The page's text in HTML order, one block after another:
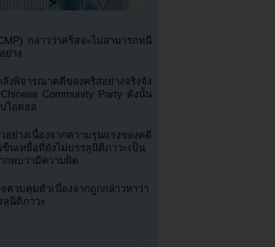
กล่าวว่าคริสจะไม่สามารถหนี
ย่าง
ลังพิจารณาคดีของคริสอย่างจริงจัง
Community Party ดังนั้น
ไอดอล
ย่างเนื่องจากความรุนแรงของคดี
นเหยื่อที่ยังไม่บรรลุนิติภาวะเป็น
กพบว่ามีความผิด
ควบคุมตัวเนื่องจากถูกกล่าวหาว่า
ลุนิติภาวะ